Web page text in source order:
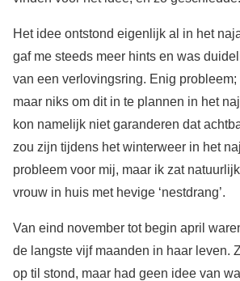
Het idee ontstond eigenlijk al in het
gaf me steeds meer hints en was
van een verlovingsring. Enig
maar niks om dit in te plannen in het
kon namelijk niet garanderen dat
zou zijn tijdens het winterweer in het
probleem voor mij, maar ik zat
vrouw in huis met hevige ‘nestdrang’.
Van eind november tot begin april
de langste vijf maanden in haar leven.
op til stond, maar had geen idee van